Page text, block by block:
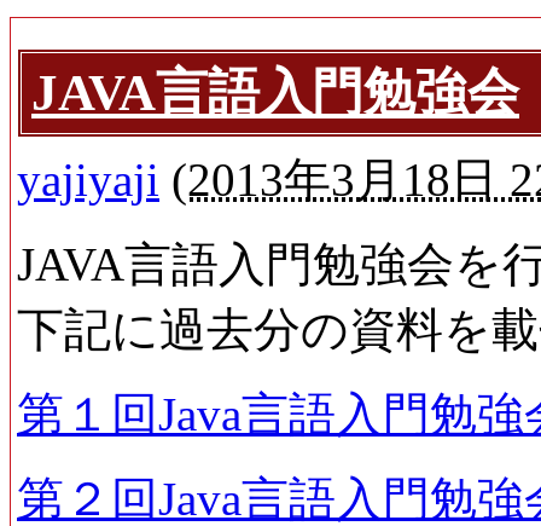
JAVA言語入門勉強会
yajiyaji (2013年3月18日
JAVA言語入門勉強会を
下記に過去分の資料を
第１回Java言語入門勉強
第２回Java言語入門勉強